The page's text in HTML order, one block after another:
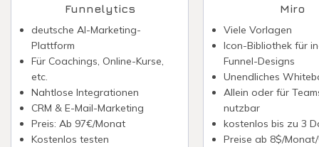
Digitale
Virtuelle
Funnelytics
deutsche AI-Marketing-
Plattform
Für Coachings, Online-Kurse,
etc.
Nahtlose Integrationen
CRM & E-Mail-Marketing
Preis: Ab 97€/Monat
Kostenlos testen
Miro
Viele Vorlagen
Icon-Bibliothek für
Funnel-Designs
Unendliches
Allein oder für
nutzbar
kostenlos bis zu 3
Preise ab 8$/